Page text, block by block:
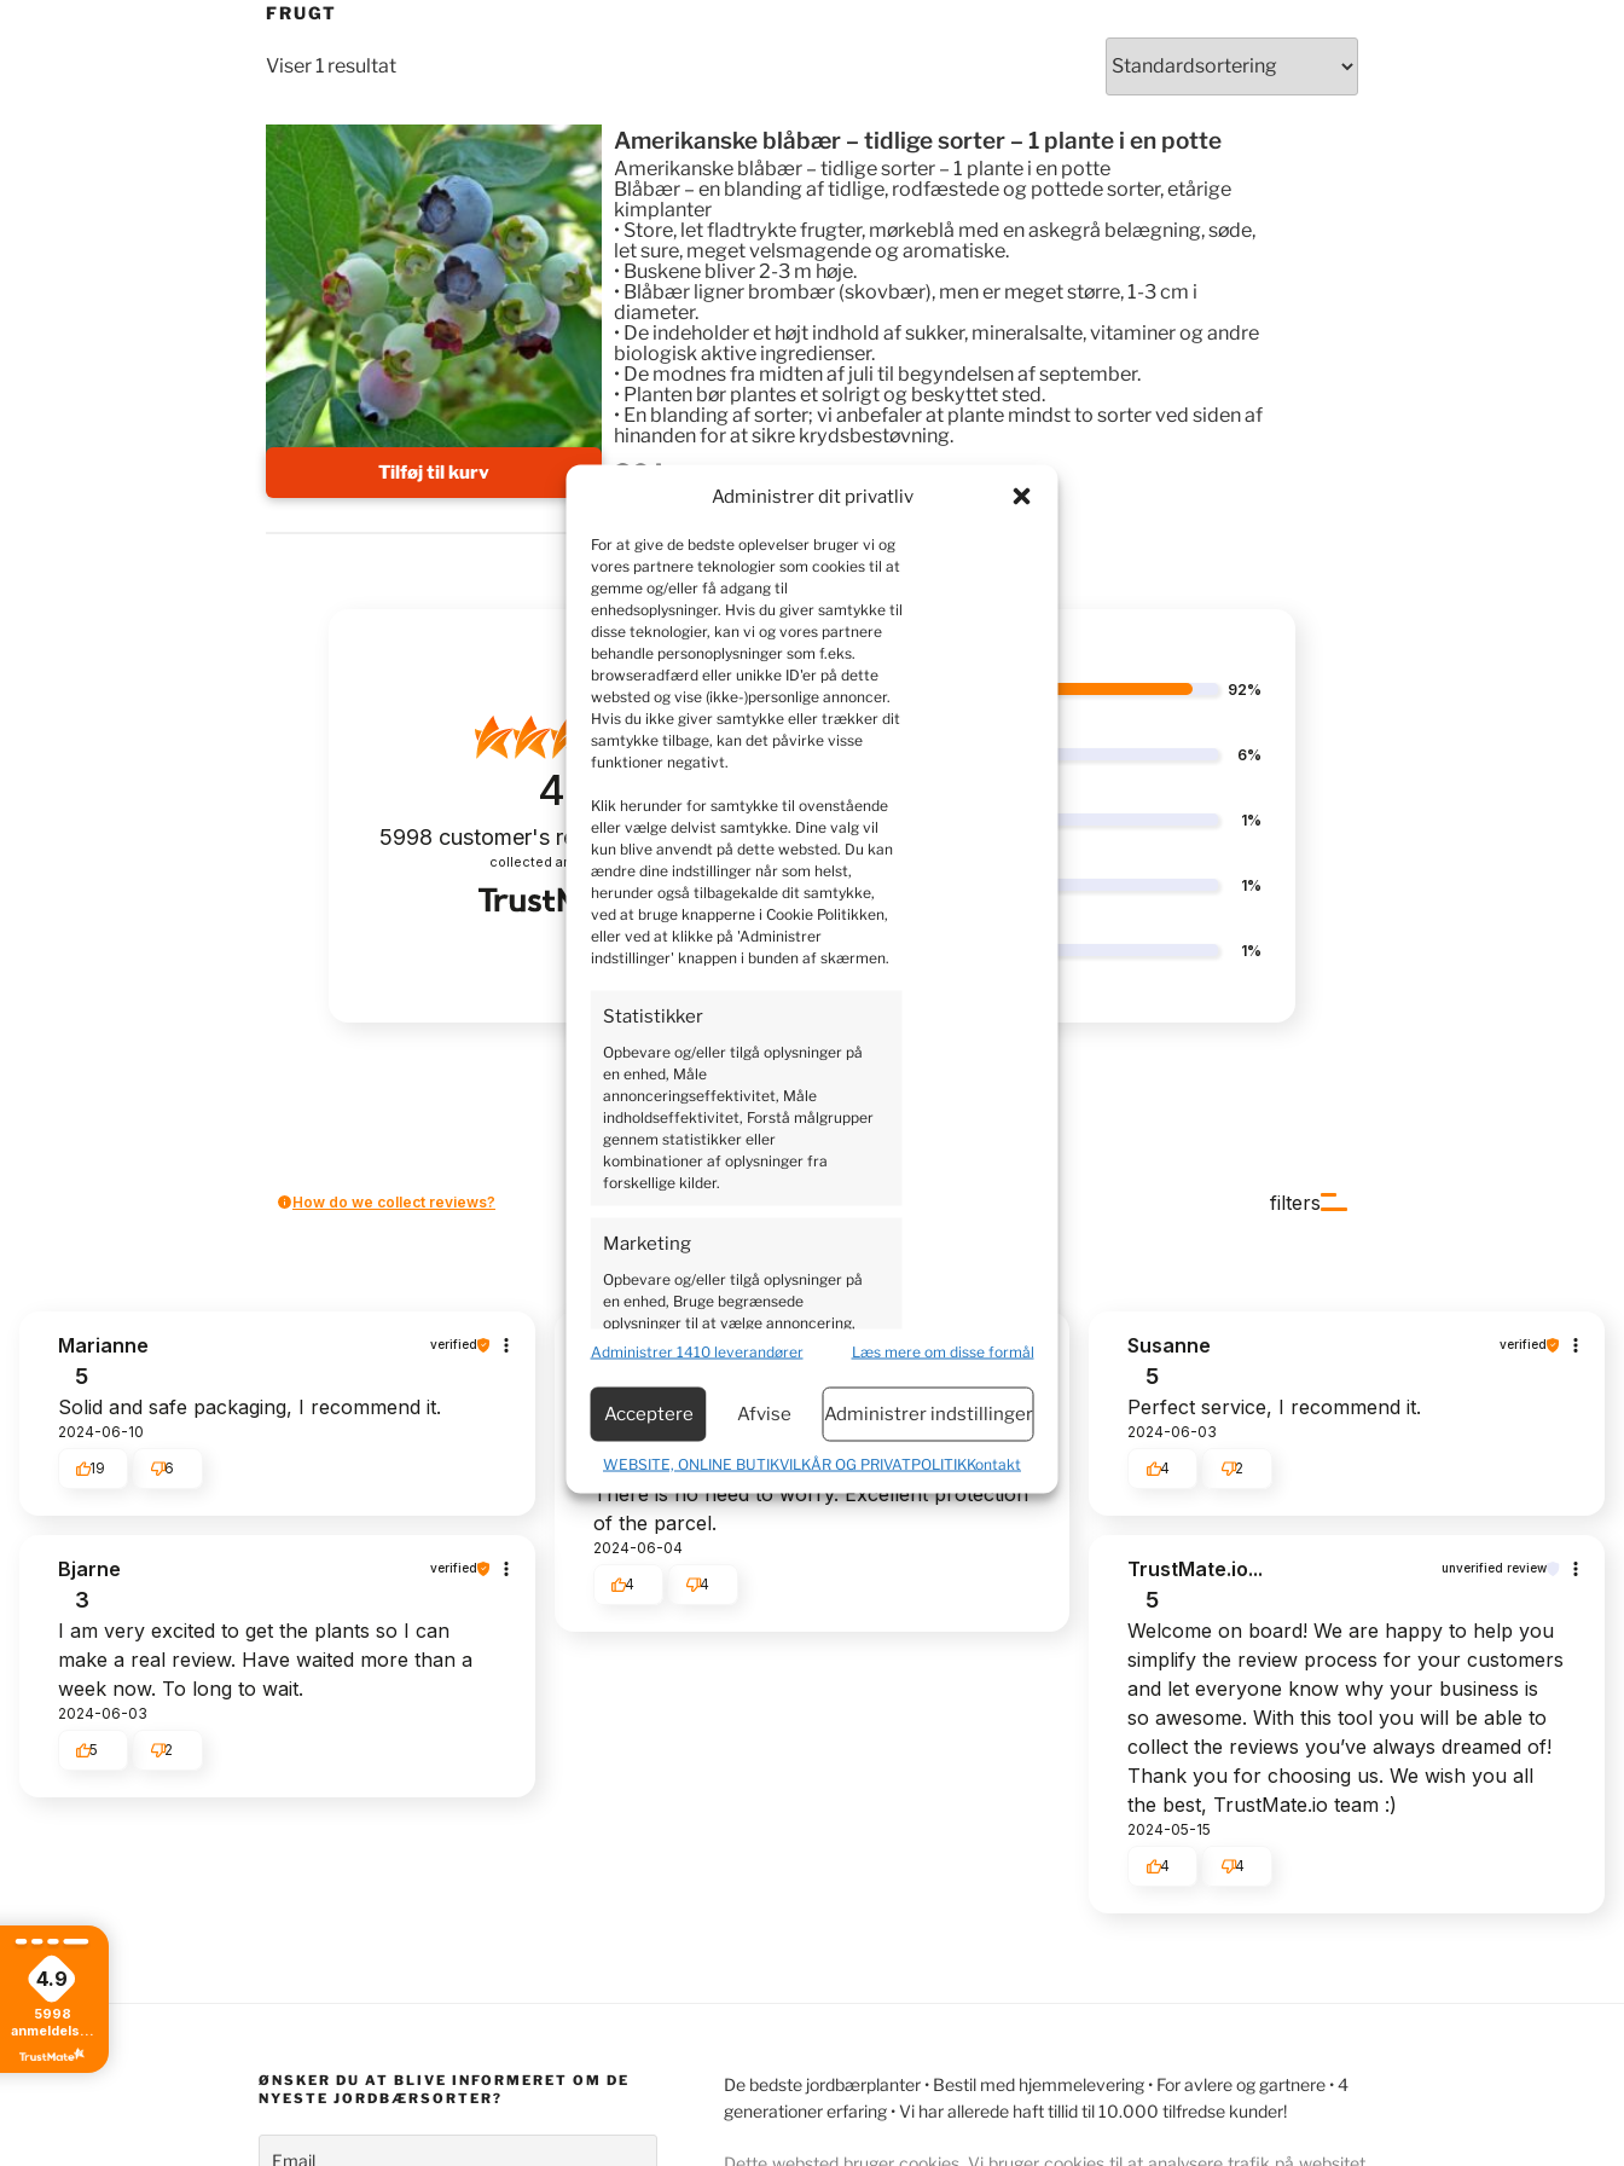
Administrer dit privatliv
For at give de bedste oplevelser bruger vi og
vores partnere teknologier som cookies til at
gemme og/eller få adgang til
enhedsoplysninger. Hvis du giver samtykke til
disse teknologier, kan vi og vores partnere
behandle personoplysninger som f.eks.
browseradfærd eller unikke ID'er på dette
websted og vise (ikke-)personlige annoncer.
Hvis du ikke giver samtykke eller trækker dit
samtykke tilbage, kan det påvirke visse
funktioner negativt.
Klik herunder for samtykke til ovenstående
eller vælge delvist samtykke. Dine valg vil
kun blive anvendt på dette websted. Du kan
ændre dine indstillinger når som helst,
herunder også tilbagekalde dit samtykke,
ved at bruge knapperne i Cookie Politikken,
eller ved at klikke på 'Administrer
indstillinger' knappen i bunden af skærmen.
Statistikker
Opbevare og/eller tilgå oplysninger på
en enhed, Måle
annonceringseffektivitet, Måle
indholdseffektivitet, Forstå målgrupper
gennem statistikker eller
kombinationer af oplysninger fra
forskellige kilder.
Marketing
Opbevare og/eller tilgå oplysninger på
en enhed, Bruge begrænsede
oplysninger til at vælge annoncering,
Oprette profiler til tilpasset
annoncering, Bruge profiler til at vælge
tilpasset annoncering, Oprette profiler
for at tilpasse indhold, Bruge profiler til
at vælge tilpasset indhold, Udvikle og
Funktioner
Matche og kombinere data
Tilknytte forskellige enheder,
Administrer 1410 leverandører Læs mere om disse formål
Acceptere Afvise Administrer indstillinger
WEBSITE, ONLINE BUTIKVILKÅR OG PRIVATPOLITIKKontakt
FRUGT
Viser 1 resultat
Tilføj til kurv
Amerikanske blåbær – tidlige sorter – 1 plante i en potte
Amerikanske blåbær – tidlige sorter – 1 plante i en potte
Blåbær – en blanding af tidlige, rodfæstede og pottede sorter, etårige
kimplanter
• Store, let fladtrykte frugter, mørkeblå med en askegrå belægning, søde,
let sure, meget velsmagende og aromatiske.
• Buskene bliver 2-3 m høje.
• Blåbær ligner brombær (skovbær), men er meget større, 1-3 cm i
diameter.
• De indeholder et højt indhold af sukker, mineralsalte, vitaminer og andre
biologisk aktive ingredienser.
• De modnes fra midten af ​​juli til begyndelsen af ​​september.
• Planten bør plantes et solrigt og beskyttet sted.
• En blanding af sorter; vi anbefaler at plante mindst to sorter ved siden af ​​
hinanden for at sikre krydsbestøvning.
39 kr.
4.9
5998 customer's reviewsfrom all time
collected and verified by
5 92%
4 6%
3 1%
2 1%
1%
Customers reviews
filters
How do we collect reviews?
Marianne verified
5
Solid and safe packaging, I recommend it.
2024-06-10
19 6
Kristian verified
Professional service, shopping is pure
pleasure. I'm very happy. Rapid delivery of
products. The package was safe and sound.
There is no need to worry. Excellent protection
of the parcel.
2024-06-04
4 4
Susanne verified
5
Perfect service, I recommend it.
2024-06-03
4 2
Bjarne verified
3
I am very excited to get the plants so I can
make a real review. Have waited more than a
week now. To long to wait.
2024-06-03
5 2
TrustMate.io... unverified review
5
Welcome on board! We are happy to help you
simplify the review process for your customers
and let everyone know why your business is
so awesome. With this tool you will be able to
collect the reviews you’ve always dreamed of!
Thank you for choosing us. We wish you all
the best, TrustMate.io team :)
2024-05-15
4 4
ØNSKER DU AT BLIVE INFORMERET OM DE
NYESTE JORDBÆRSORTER?
De bedste jordbærplanter • Bestil med hjemmelevering • For avlere og gartnere • 4
generationer erfaring • Vi har allerede haft tillid til 10.000 tilfredse kunder!
4.9
5998
anmeldelser
fra alle tider